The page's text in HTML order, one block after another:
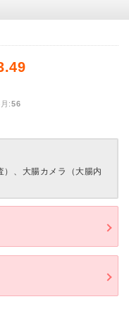
:56
）、大腸カメラ（大腸内